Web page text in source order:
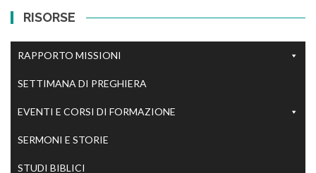
RISORSE
RAPPORTO MISSIONI
SETTIMANA DI PREGHIERA
EVENTI E CORSI DI FORMAZIONE
SERMONI E STORIE
STUDI BIBLICI